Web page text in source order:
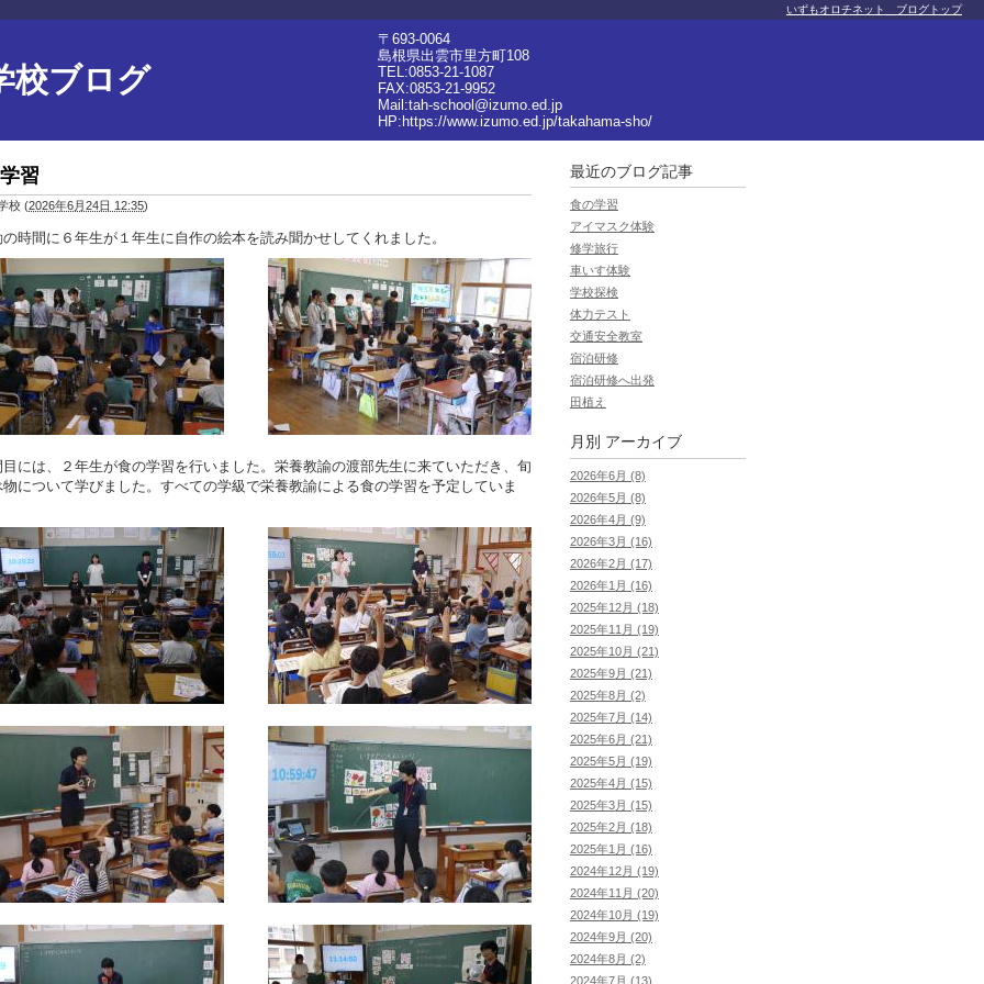
校ブログ
〒693-0064
島根県出雲市里方町108
TEL:0853-21-1087
FAX:0853-21-9952
Mail:tah-school@izumo.ed.jp
HP: https://www.izumo.ed.jp/takahama-sho/
いずもオロチネット ブログトップ
習
校 (2026年6月24日 12:35)
時間に６年生が１年生に自作の絵本を読み聞かせしてくれました。
には、２年生が食の学習を行いました。栄養教諭の渡部先生に来ていただき、旬
について学びました。すべての学級で栄養教諭による食の学習を予定していま
最近のブログ記事
食の学習
アイマスク体験
修学旅行
車いす体験
学校探検
体力テスト
交通安全教室
宿泊研修
宿泊研修へ出発
田植え
月別 アーカイブ
2026年6月 (8)
2026年5月 (8)
2026年4月 (9)
2026年3月 (16)
2026年2月 (17)
2026年1月 (16)
2025年12月 (18)
2025年11月 (19)
2025年10月 (21)
2025年9月 (21)
2025年8月 (2)
2025年7月 (14)
2025年6月 (21)
2025年5月 (19)
2025年4月 (15)
2025年3月 (15)
2025年2月 (18)
2025年1月 (16)
2024年12月 (19)
2024年11月 (20)
2024年10月 (19)
2024年9月 (20)
2024年8月 (2)
2024年7月 (13)